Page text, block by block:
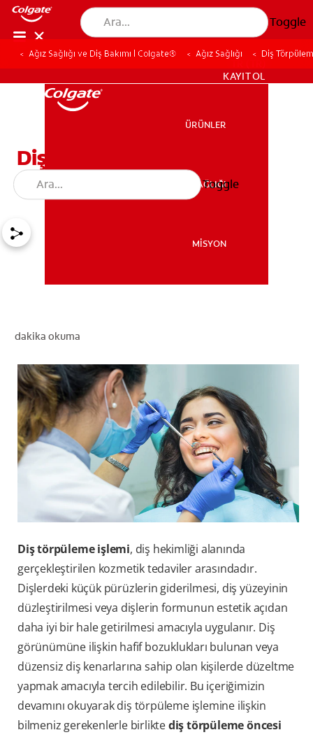
Toggle
MİSYON
KAYIT OL
KAYIT OL
ÜRÜNLER
AĞIZ SAĞLIĞI
MİSYON
Toggle
Ağız Sağlığı ve Diş Bakımı | Colgate® Ağız Sağlığı Diş
Diş Törpüleme Nedir ve
Nasıl Yapılır?
dakika okuma
Diş törpüleme işlemi, diş hekimliği alanında
gerçekleştirilen kozmetik tedaviler arasındadır.
Dişlerdeki küçük pürüzlerin giderilmesi, diş yüzeyinin
düzleştirilmesi veya dişlerin formunun estetik açıdan
daha iyi bir hale getirilmesi amacıyla uygulanır. Diş
görünümüne ilişkin hafif bozuklukları bulunan veya
düzensiz diş kenarlarına sahip olan kişilerde düzeltme
yapmak amacıyla tercih edilebilir. Bu içeriğimizin
devamını okuyarak diş törpüleme işlemine ilişkin
bilmeniz gerekenlerle birliktediş törpüleme öncesi